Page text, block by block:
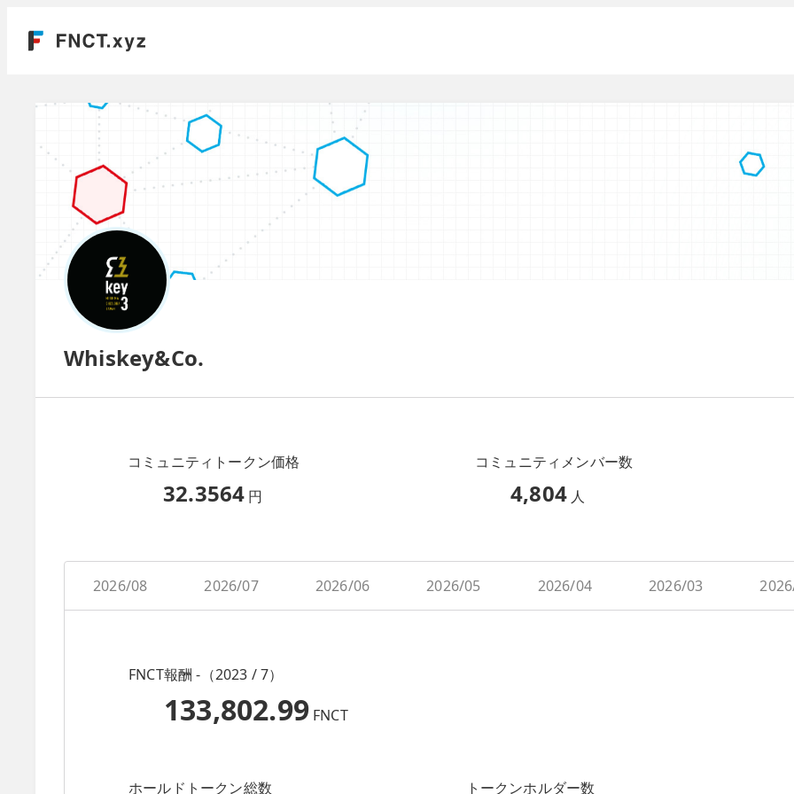
Whiskey&Co.
コミュニティトークン価格
32.3564 円
コミュニティメンバー数
4,804 人
2026/08 2026/07 2026/06 2026/05 2026/04 2026/03
FNCT報酬 -（2023 / 7）
133,802.99 FNCT
ホールドトークン総数 トークンホルダー数